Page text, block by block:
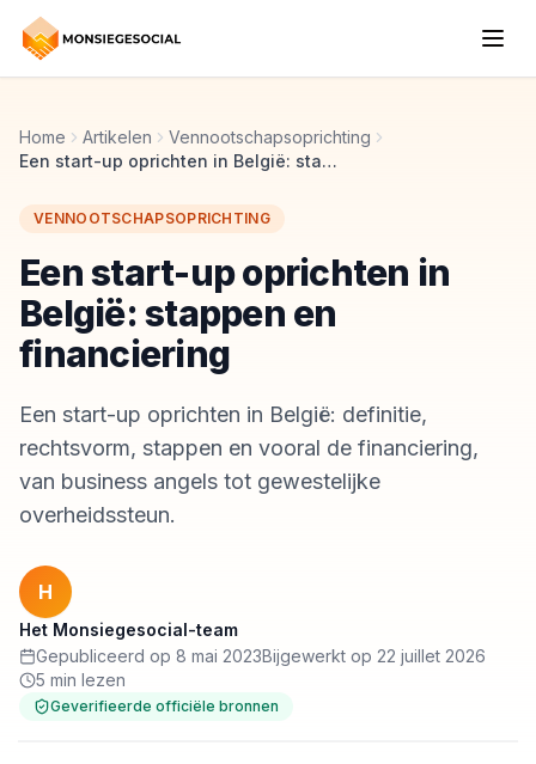
Home Artikelen
Vennootschapsoprichting
Een start-up oprichten in België: stappen en financiering
VENNOOTSCHAPSOPRICHTING
Een start-up oprichten in
België: stappen en
financiering
Een start-up oprichten in België: definitie,
rechtsvorm, stappen en vooral de financiering,
van business angels tot gewestelijke
overheidssteun.
H
Het Monsiegesocial-team
Gepubliceerd op 8 mai 2023Bijgewerkt op 22 juillet 2026
5 min lezen
Geverifieerde officiële bronnen